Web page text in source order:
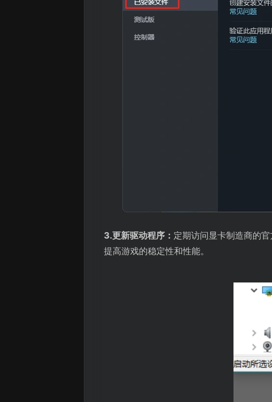
3.更新驱动程序： 定期访问显卡制造商的
提高游戏的稳定性和性能。